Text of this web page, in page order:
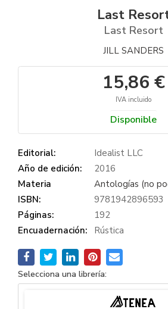
Last
Last Resort
JILL SANDERS
15,86 €
IVA incluido
Disponible
Editorial:
Idealist LLC
Año de edición:
2016
Materia
Antologías (no
ISBN:
9781942896593
Páginas:
192
Encuadernación:
Rústica
Selecciona una librería: